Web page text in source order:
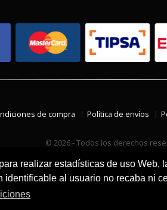
realizar estadísticas de uso Web,
al usuario no recaba ni
de compra Política de envíos
© 2026 - Todos los derechos